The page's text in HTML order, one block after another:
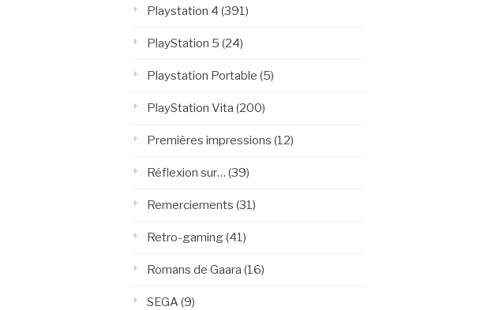
Playstation 4 (391)
PlayStation 5 (24)
Playstation Portable (5)
PlayStation Vita (200)
Premières impressions (12)
Réflexion sur… (39)
Remerciements (31)
Retro-gaming(41)
Romans de Gaara (16)
SEGA (9)